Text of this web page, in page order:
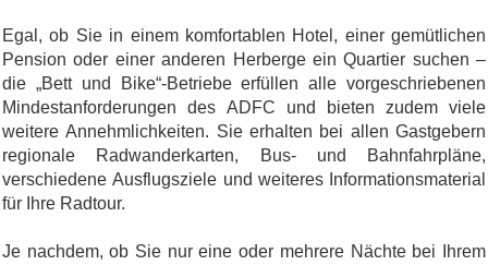
Egal, ob Sie in einem komfortablen Hotel, einer gemütlichen
Pension oder einer anderen Herberge ein Quartier suchen –
die „Bett und Bike“-Betriebe erfüllen alle vorgeschriebenen
Mindestanforderungen des ADFC und bieten zudem viele
weitere Annehmlichkeiten. Sie erhalten bei allen Gastgebern
regionale Radwanderkarten, Bus- und Bahnfahrpläne,
verschiedene Ausflugsziele und weiteres Informationsmaterial
für Ihre Radtour.
Je nachdem, ob Sie nur eine oder mehrere Nächte bei Ihrem